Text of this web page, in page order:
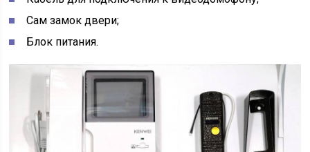
Сам замок двери;
Блок питания.